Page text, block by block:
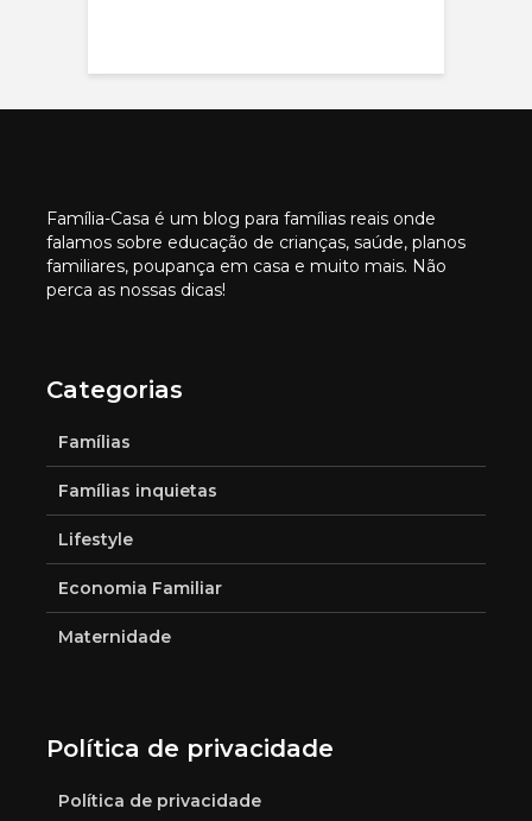
Família-Casa é um blog para famílias reais onde
falamos sobre educação de crianças, saúde, planos
familiares, poupança em casa e muito mais. Não
perca as nossas dicas!
Categorias
Famílias
Famílias inquietas
Lifestyle
Economia Familiar
Maternidade
Política de privacidade
Política de privacidade